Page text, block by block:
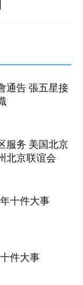
通告 張五星接
服务 美国北京
北京联谊会
十件大事
件大事